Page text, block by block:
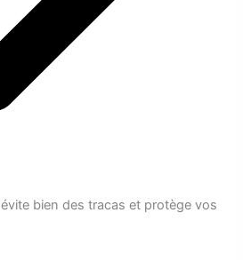
évite bien des tracas et protège vos